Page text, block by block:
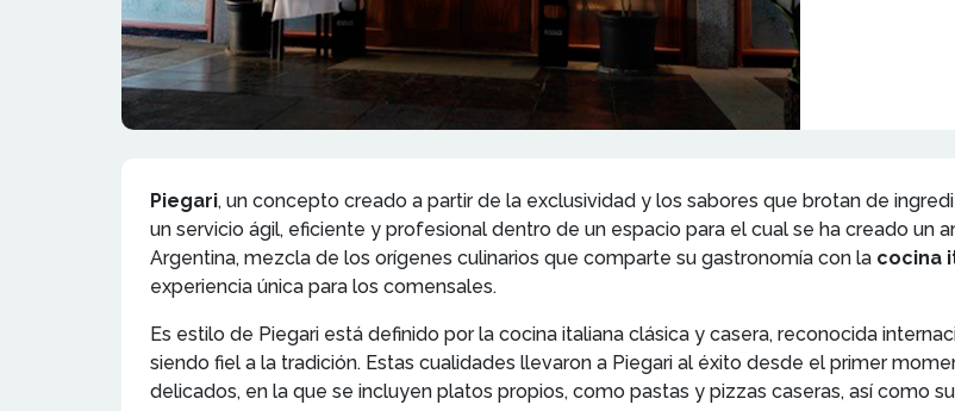
Piegari, un concepto creado a partir de la exclusividad y los sabores que brotan de
un servicio ágil, eficiente y profesional dentro de un espacio para el cual se ha creado un
Argentina, mezcla de los orígenes culinarios que comparte su gastronomía con la cocina
experiencia única para los comensales.
Es estilo de Piegari está definido por la cocina italiana clásica y casera, reconocida
siendo fiel a la tradición. Estas cualidades llevaron a Piegari al éxito desde el primer
delicados, en la que se incluyen platos propios, como pastas y pizzas caseras, así como